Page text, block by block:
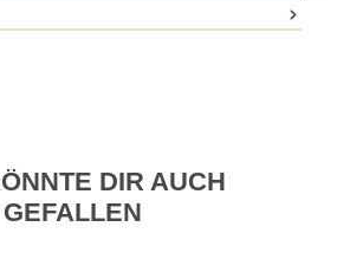
DIR AUCH
GEFALLEN